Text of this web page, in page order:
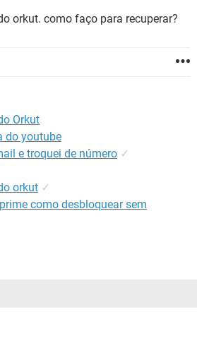
GMAIL
orkut. como faço para recuperar?
Orkut
do youtube
e troquei de número ✓
orkut ✓
como desbloquear sem